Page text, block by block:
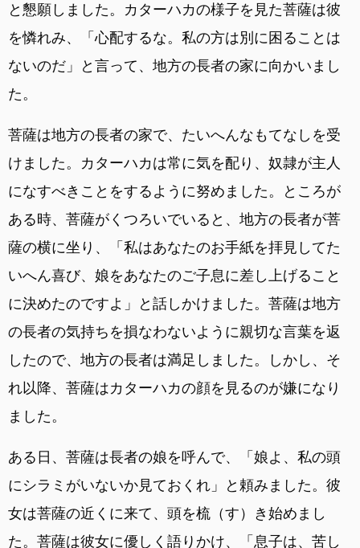
と懇願しました。カターハカの様子を見た菩薩は彼
を憐れみ、「心配するな。私の方は別に困ることは
ないのだ」と言って、地方の長者の家に向かいまし
た。
菩薩は地方の長者の家で、たいへんなもてなしを受
けました。カターハカは常に気を配り、奴隷が主人
になすべきことをするように努めました。ところが
ある時、菩薩がくつろいでいると、地方の長者が菩
薩の横に坐り、「私はあなたのお手紙を拝見してた
いへん喜び、娘をあなたのご子息に差し上げること
に決めたのですよ」と話しかけました。菩薩は地方
の長者の気持ちを損なわないように親切な言葉を返
したので、地方の長者は満足しました。しかし、そ
れ以降、菩薩はカターハカの顔を見るのが嫌になり
ました。
ある日、菩薩は長者の娘を呼んで、「娘よ、私の頭
にシラミがいないか見ておくれ」と頼みました。彼
女は菩薩の近くに来て、頭を梳（す）き始めまし
た。菩薩は彼女に優しく語りかけ、「息子は、苦し